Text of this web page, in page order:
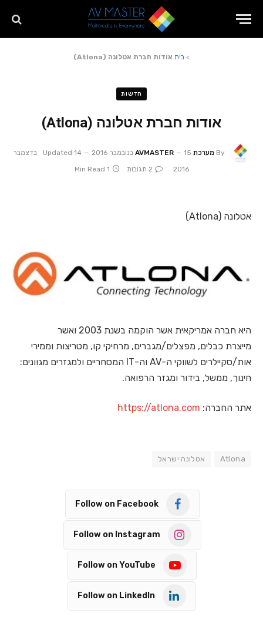
> בית אודות חברת אטלונה (Atlona)
חדשות
אודות חברת אטלונה (Atlona)
By מערכת AVMASTER 15 בנובמבר 2016 Updated:
14 בדצמבר
2016
2 תגובות 1 Min Read
אטלונה (Atlona)
היא חברה אמריקאית אשר הוקמה בשנת 2003 ואשר
מייצרת כבלים, מפצלים/מגברים, מרחיקי קו, מטריצות וממירי
אות/סקיילרים לשווקי ה-AV וה-IT המסחריים ולמגזרים מגוונים:
חינוך, ממשל, בידור ומגזר הרפואה.
אתר החברה: https://atlona.com
Atlona אטלונה ישראל
Follow on Facebook
Follow on Instagram
Follow on YouTube
Follow on LinkedIn